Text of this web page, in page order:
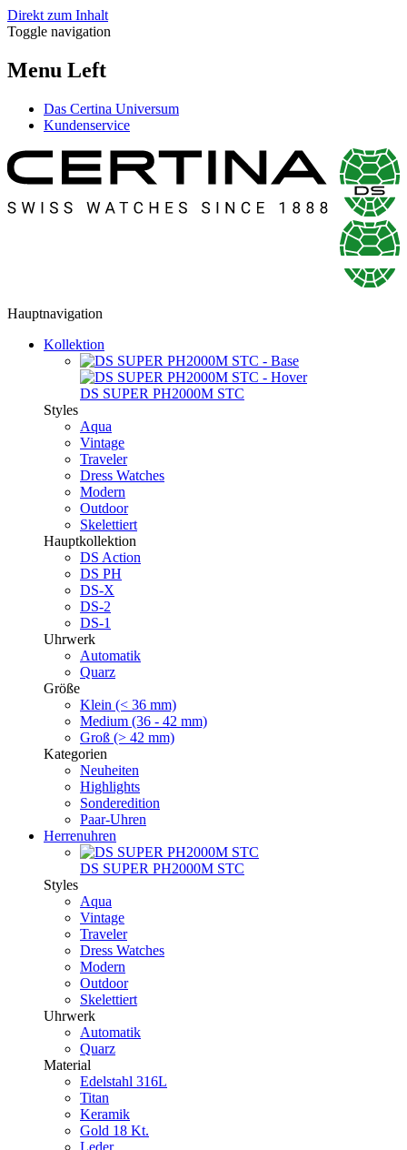
Direkt zum Inhalt
Toggle navigation
Menu Left
Das Certina Universum
Kundenservice
Hauptnavigation
Kollektion
DS SUPER PH2000M STC
Styles
Aqua
Vintage
Traveler
Dress Watches
Modern
Outdoor
Skelettiert
Hauptkollektion
DS Action
DS PH
DS-X
DS-2
DS-1
Uhrwerk
Automatik
Quarz
Größe
Klein (< 36 mm)
Medium (36 - 42 mm)
Groß (> 42 mm)
Kategorien
Neuheiten
Highlights
Sonderedition
Paar-Uhren
Herrenuhren
DS SUPER PH2000M STC
Styles
Aqua
Vintage
Traveler
Dress Watches
Modern
Outdoor
Skelettiert
Uhrwerk
Automatik
Quarz
Material
Edelstahl 316L
Titan
Keramik
Gold 18 Kt.